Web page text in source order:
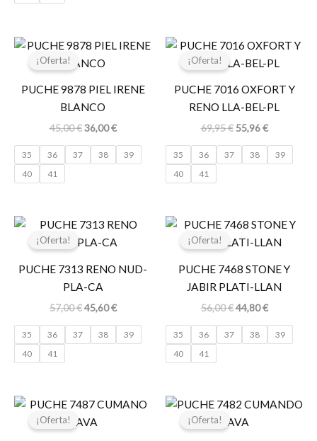
¡Oferta!
PUCHE 9878 PIEL IRENE
BLANCO
45,00€
El
original
45,00 €.
36,00€
El
36,00 €.
35 36 37 38
39
40
41
¡Oferta!
PUCHE 7016 OXFORT Y
RENO LLA-BEL-PL
69,95€
El
original
69,95 €.
55,96€
El
actual
55,96 €.
35 36 37 38
39
40
41
¡Oferta!
PUCHE 7313 RENO NUD-
PLA-CA
57,00€
El
original
57,00 €.
45,60€
El
actual
45,60 €.
35 36 37 38
39
40
41
¡Oferta!
PUCHE 7468 STONE Y
JABIR PLATI-LLAN
56,00€
El
original
56,00 €.
44,80€
El
actual
44,80 €.
35 36 37 38
39
40
41
¡Oferta!
El
original
El
¡Oferta!
El
original
El